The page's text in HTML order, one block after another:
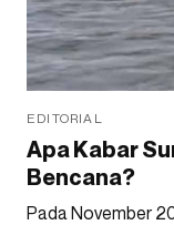
EDITORIAL
Apa Kabar
Bencana?
Pada November